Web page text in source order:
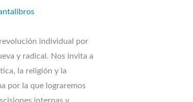
individual por
y radical. Nos invita a
la religión y la
por la que lograremos